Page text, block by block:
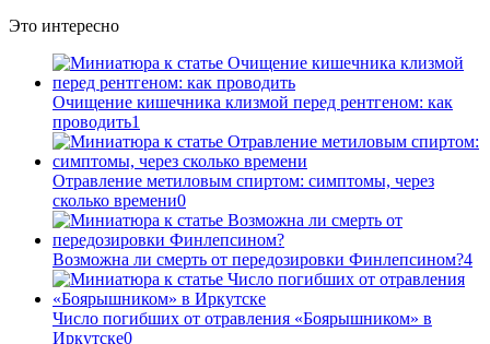
Это интересно
Очищение кишечника клизмой перед рентгеном: как
проводить1
Отравление метиловым спиртом: симптомы, через
сколько времени0
Возможна ли смерть от передозировки Финлепсином?4
Число погибших от отравления «Боярышником» в
Иркутске0